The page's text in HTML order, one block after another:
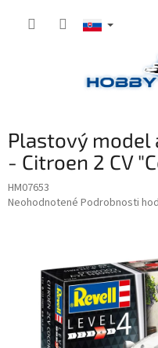
Plastový model
- Citroen 2 CV
HM07653
Priemerné
hviezdičiek.
Neohodnotené Podrobnosti